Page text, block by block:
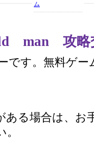
ム
man 攻略
です。無料ゲー
ある場合は、お